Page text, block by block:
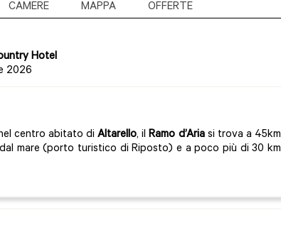
CAMERE MAPPA OFFERTE
Hotel
2026
centro abitato diAltarello, ilRamo d’Ariasi trova a 45km
mare (porto turistico di Riposto) e a poco più di 30 km